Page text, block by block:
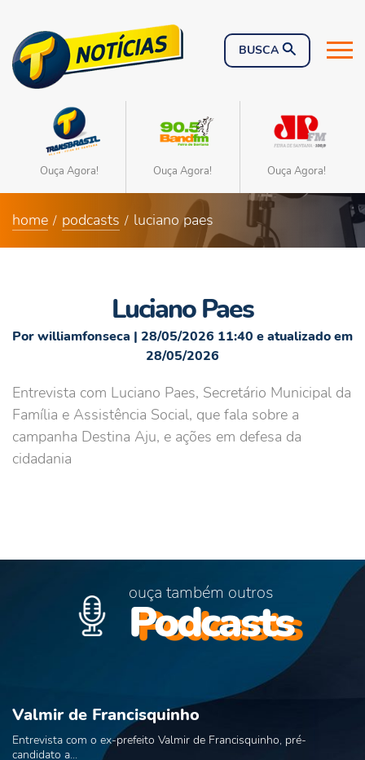
Ouça Agora! Ouça Agora! Ouça Agora!
home podcasts luciano paes
Luciano Paes
Por williamfonseca | 28/05/2026 11:40 e atualizado em
28/05/2026
Entrevista com Luciano Paes, Secretário Municipal da
Família e Assistência Social, que fala sobre a
campanha Destina Aju, e ações em defesa da
cidadania
ouça também outros
Podcasts
Valmir de Francisquinho
Entrevista com o ex-prefeito Valmir de Francisquinho, pré-
candidato a...